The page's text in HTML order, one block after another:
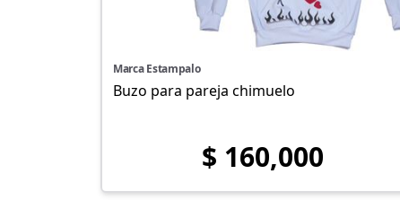
Marca Estampalo
Buzo para pareja chimuelo
$ 160,000